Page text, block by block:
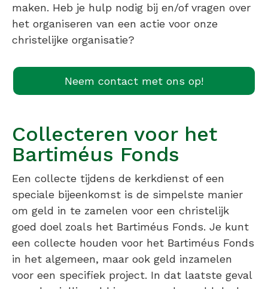
maken. Heb je hulp nodig bij en/of vragen over
het organiseren van een actie voor onze
christelijke organisatie?
Neem contact met ons op!
Collecteren voor het
Bartiméus Fonds
Een collecte tijdens de kerkdienst of een
speciale bijeenkomst is de simpelste manier
om geld in te zamelen voor een christelijk
goed doel zoals het Bartiméus Fonds. Je kunt
een collecte houden voor het Bartiméus Fonds
in het algemeen, maar ook geld inzamelen
voor een specifiek project. In dat laatste geval